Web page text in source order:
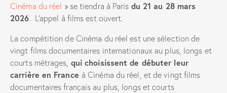
Cinéma du réel » se tiendra à Paris du 21 au 28 mars
2026. L’appel à films est ouvert.
La compétition de Cinéma du réel est une sélection de
vingt films documentaires internationaux au plus, longs et
courts métrages, qui choisissent de débuter leur
carrière en France à Cinéma du réel, et de vingt films
documentaires français au plus, longs et courts